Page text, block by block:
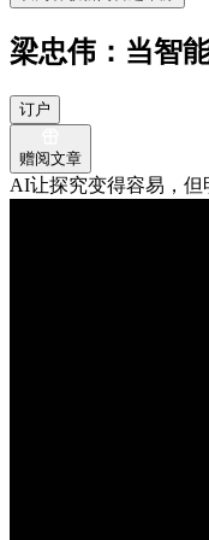
梁忠伟：当智
订户
赠阅文章
AI让探究变得容易，但